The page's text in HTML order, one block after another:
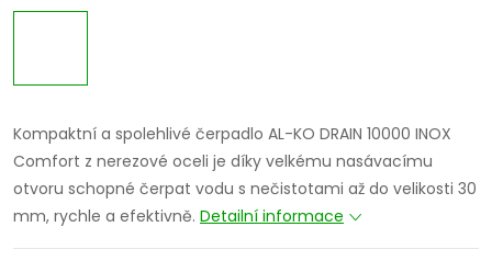
Kompaktní a spolehlivé čerpadlo AL-KO DRAIN 10000 INOX
Comfort z nerezové oceli je díky velkému nasávacímu
otvoru schopné čerpat vodu s nečistotami až do velikosti 30
mm, rychle a efektivně. Detailní informace